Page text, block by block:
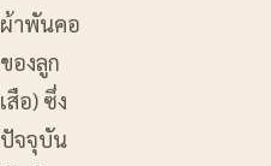
ผ้าพันคอ
ของลูก
เสือ) ซึ่ง
ปัจจุบัน